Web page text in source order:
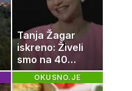
Tanja Žagar
iskreno: Živeli
smo na 40
kvadratih, a
imela sem vse,
OKUSNO.JE